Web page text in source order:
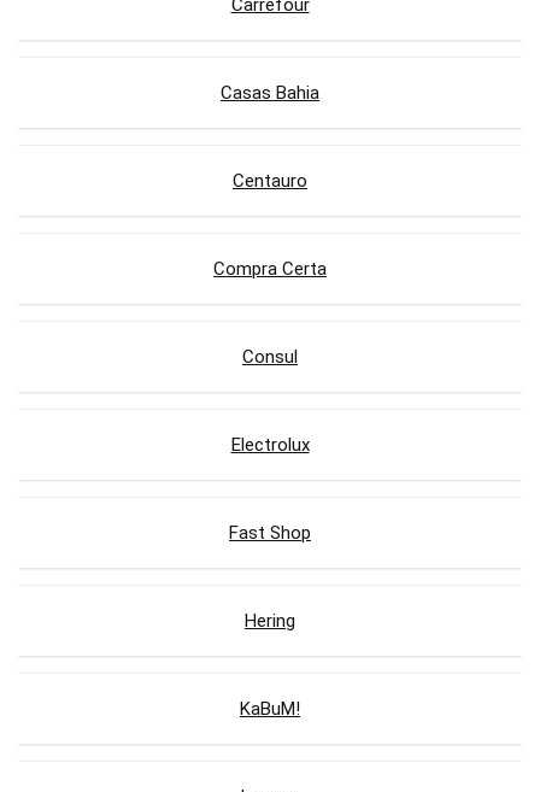
Carrefour
Casas Bahia
Centauro
Compra Certa
Consul
Electrolux
Fast Shop
Hering
KaBuM!